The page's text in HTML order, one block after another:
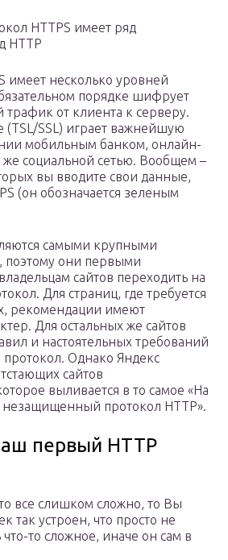
HTTPS имеет ряд
HTTP
имеет несколько уровней
порядке шифрует
трафик от клиента к серверу.
SSL) играет важнейшую
мобильным банком, онлайн-
социальной сетью. Вообщем –
вы вводите свои данные,
(он обозначается зеленым
самыми крупными
поэтому они первыми
сайтов переходить на
Для страниц, где требуется
рекомендации имеют
Для остальных же сайтов
и настоятельных требований
протокол. Однако Яндекс
сайтов
выливается в то самое «На
незащищенный протокол HTTP».
первый HTTP
все слишком сложно, то Вы
так устроен, что просто не
что-то сложное, иначе он сам в